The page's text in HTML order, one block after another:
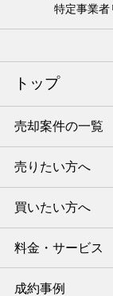
特定事業者
トップ
売却案件の一覧
売りたい方へ
買いたい方へ
料金・サービス
成約事例